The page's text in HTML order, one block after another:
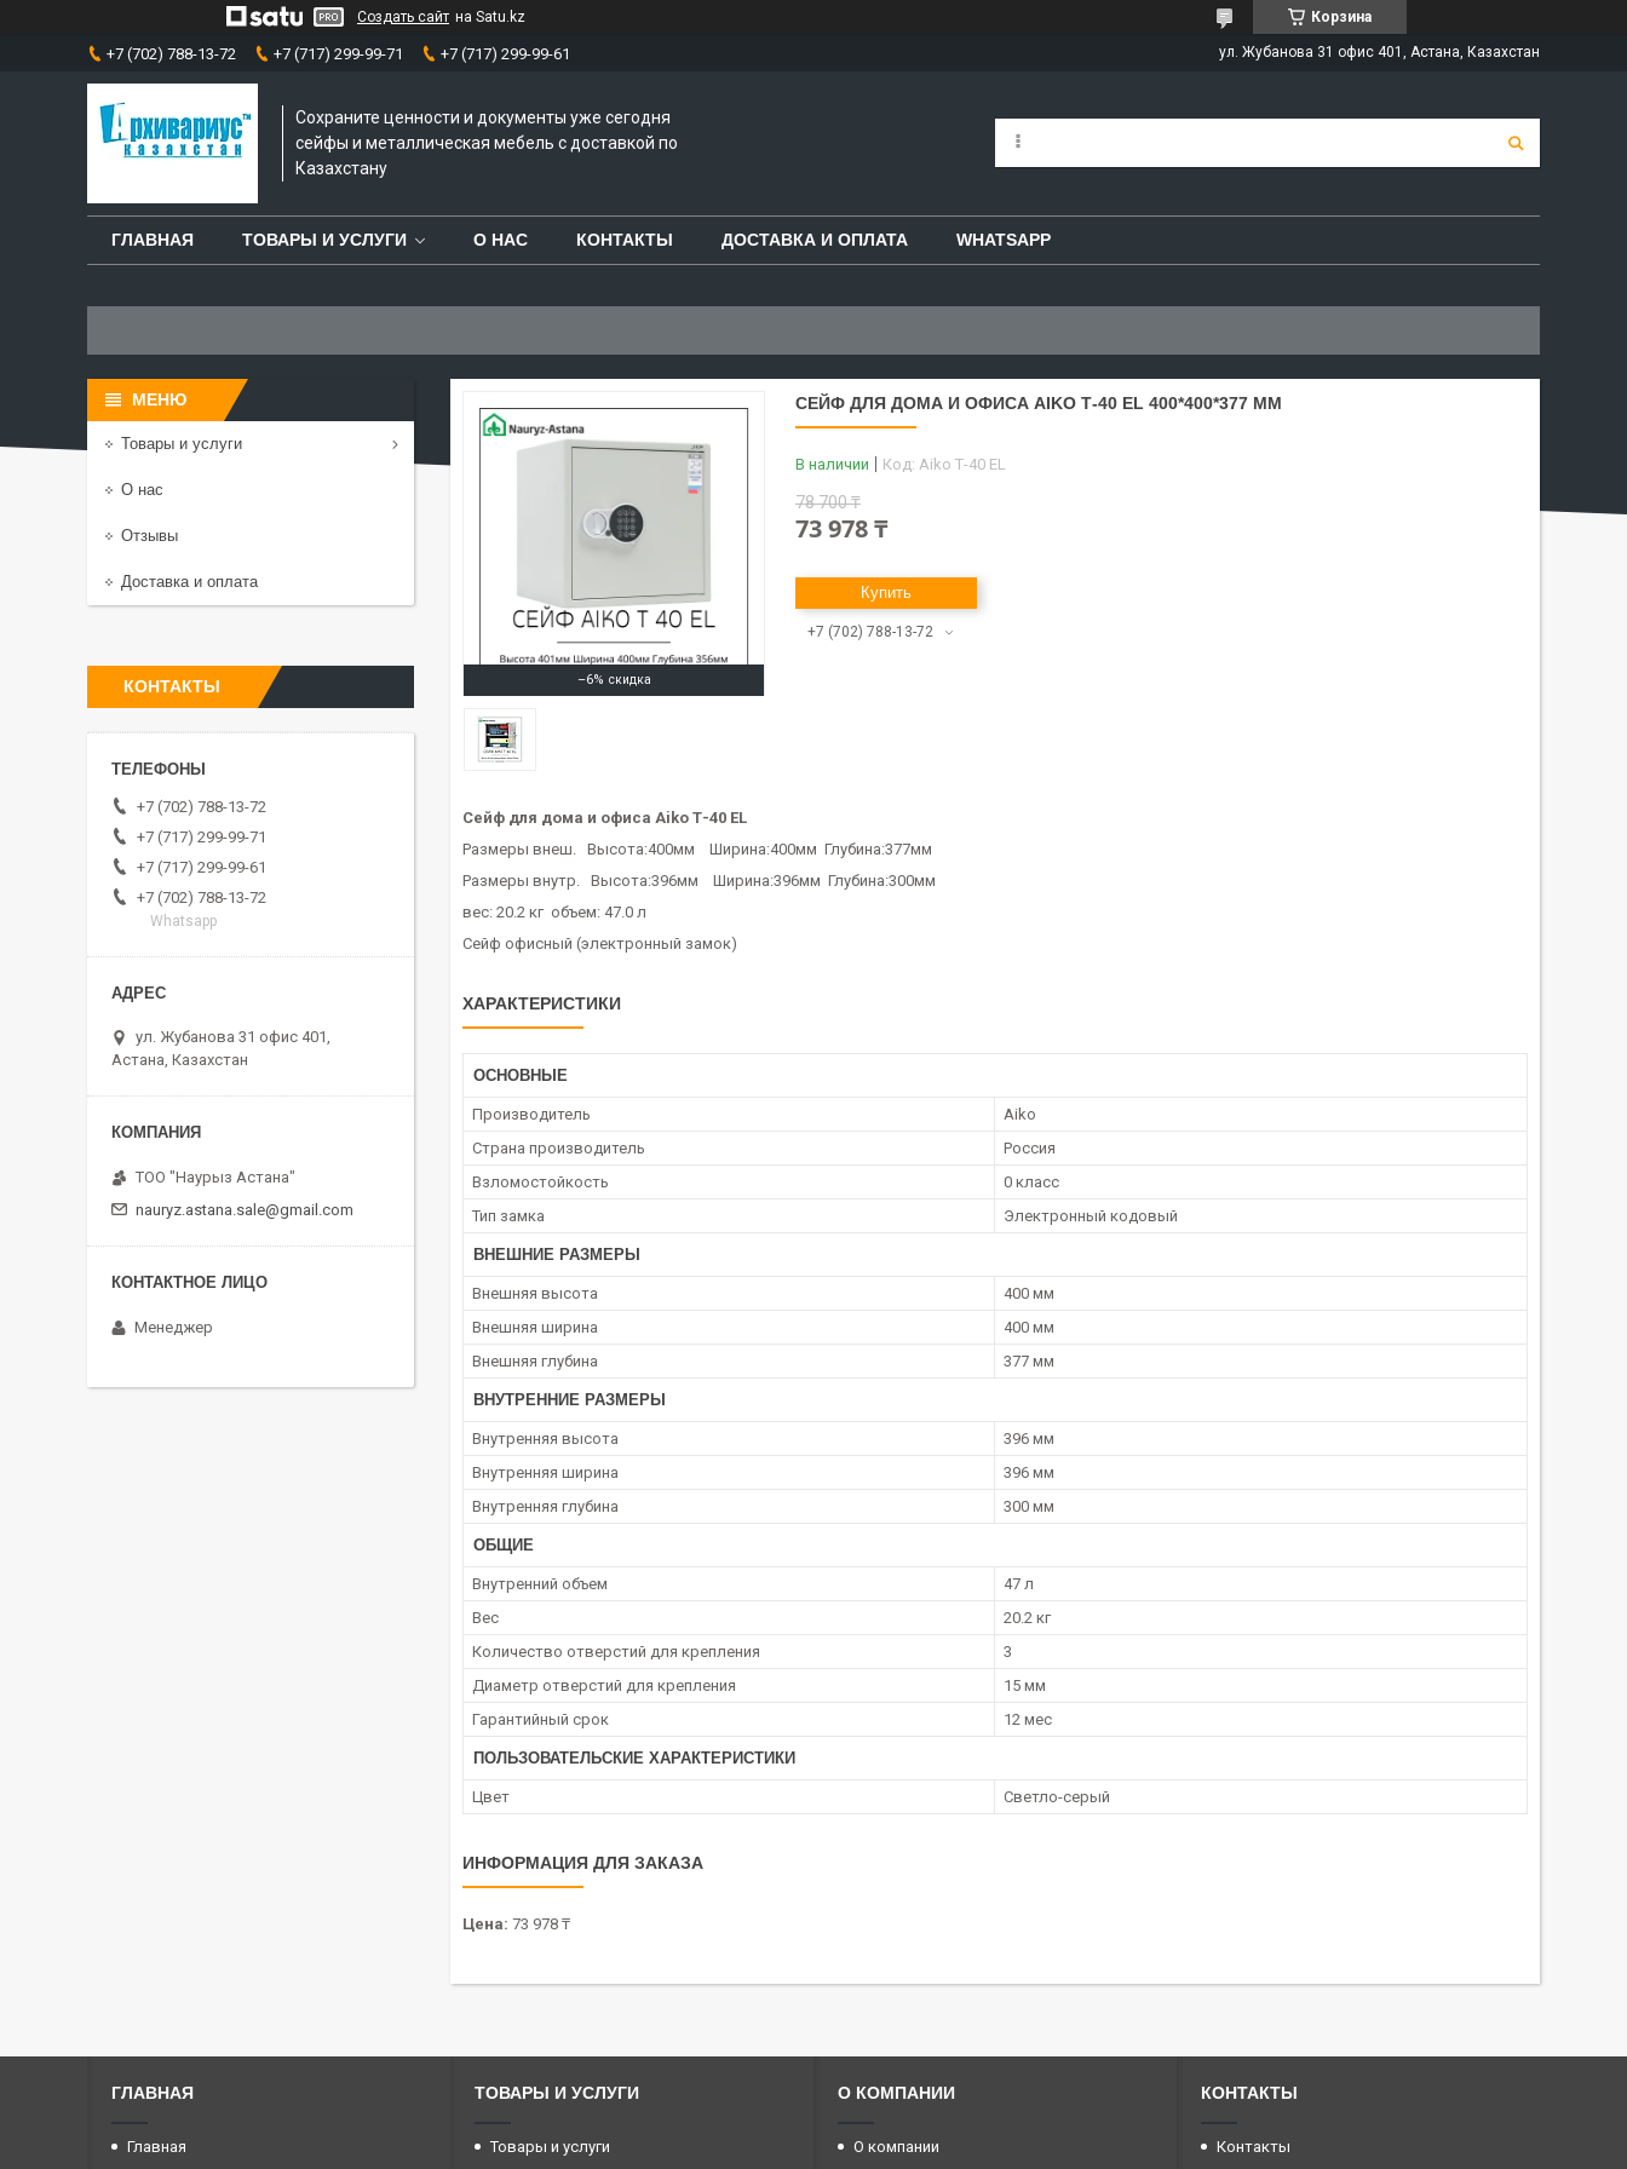
Создать сайт на Satu.kz Корзина
+7 (702) 788-13-72 +7 (717) 299-99-71 +7 (717) 299-99-61 ул. Жубанова 31 офис 401, Астана, Казахстан
Сохраните ценности и документы уже сегодня
сейфы и металлическая мебель с доставкой по
Казахстану
ГЛАВНАЯ ТОВАРЫ И УСЛУГИ О НАС КОНТАКТЫ ДОСТАВКА И ОПЛАТА WHATSAPP
–6%
СЕЙФ ДЛЯ ДОМА И ОФИСА AIKO Т-40 EL 400*400*377 ММ
В наличии Код: Aiko Т-40 EL
78 700 ₸
73 978 ₸
Купить
+7 (702) 788-13-72
Сейф для дома и офиса Aiko Т-40 EL
Размеры внеш. Высота:400мм Ширина:400мм Глубина:377мм
Размеры внутр. Высота:396мм Ширина:396мм Глубина:300мм
вес: 20.2 кг объем: 47.0 л
Сейф офисный (электронный замок)
ХАРАКТЕРИСТИКИ
ОСНОВНЫЕ
Производитель
Aiko
Страна производитель
Россия
Взломостойкость
0 класс
Тип замка
Электронный кодовый
ВНЕШНИЕ РАЗМЕРЫ
Внешняя высота
400 мм
Внешняя ширина
400 мм
Внешняя глубина
377 мм
ВНУТРЕННИЕ РАЗМЕРЫ
Внутренняя высота
396 мм
Внутренняя ширина
396 мм
Внутренняя глубина
300 мм
ОБЩИЕ
Внутренний объем
47 л
Вес
20.2 кг
Количество отверстий для крепления
3
Диаметр отверстий для крепления
15 мм
Гарантийный срок
12 мес
ПОЛЬЗОВАТЕЛЬСКИЕ ХАРАКТЕРИСТИКИ
Цвет Светло-серый
ИНФОРМАЦИЯ ДЛЯ ЗАКАЗА
Цена: 73 978 ₸
Товары и услуги
О нас
Отзывы
Доставка и оплата
КОНТАКТЫ
+7 (702) 788-13-72
+7 (717) 299-99-71
+7 (717) 299-99-61
+7 (702) 788-13-72
Whatsapp
ул. Жубанова 31 офис 401,
Астана, Казахстан
ТОО "Наурыз Астана"
nauryz.astana.sale@gmail.com
Менеджер
ГЛАВНАЯ
Главная
ТОВАРЫ И УСЛУГИ
Товары и услуги
О КОМПАНИИ
О компании
КОНТАКТЫ
Контакты